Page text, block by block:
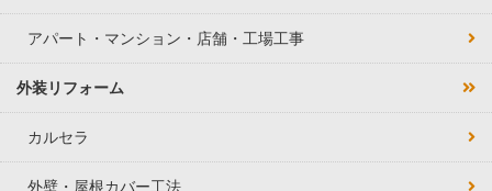
外装リフォーム
カルセラ
外壁・屋根カバー工法
アパート・マンション・店舗・工場工事